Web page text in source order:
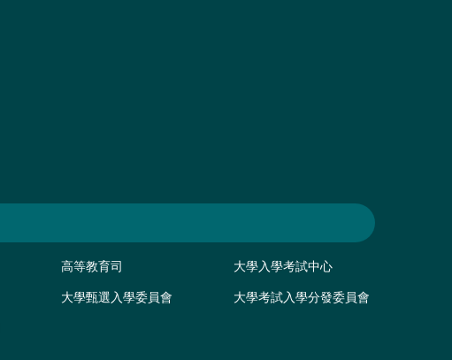
高等教育司 大學入學考試中心
大學甄選入學委員會 大學考試入學分發委員會